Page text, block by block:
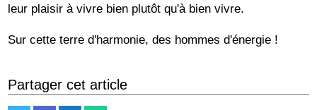
leur plaisir à vivre bien plutôt qu'à bien vivre.
Sur cette terre d'harmonie, des hommes d'énergie !
Partager cet article